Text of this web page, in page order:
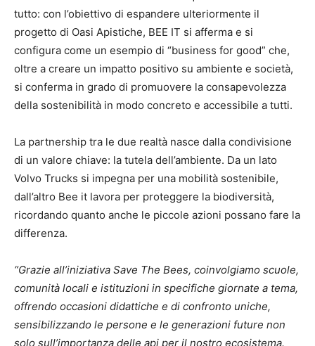
tutto: con l’obiettivo di espandere ulteriormente il
progetto di Oasi Apistiche, BEE IT si afferma e si
configura come un esempio di “business for good” che,
oltre a creare un impatto positivo su ambiente e società,
si conferma in grado di promuovere la consapevolezza
della sostenibilità in modo concreto e accessibile a tutti.
La partnership tra le due realtà nasce dalla condivisione
di un valore chiave: la tutela dell’ambiente. Da un lato
Volvo Trucks si impegna per una mobilità sostenibile,
dall’altro Bee it lavora per proteggere la biodiversità,
ricordando quanto anche le piccole azioni possano fare la
differenza.
“Grazie all’iniziativa Save The Bees, coinvolgiamo scuole,
comunità locali e istituzioni in specifiche giornate a tema,
offrendo occasioni didattiche e di confronto uniche,
sensibilizzando le persone e le generazioni future non
solo sull’importanza delle api per il nostro ecosistema.